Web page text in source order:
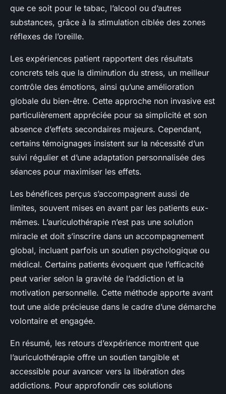
que ce soit pour le tabac, l’alcool ou d’autres
substances, grâce à la stimulation ciblée des zones
réflexes de l’oreille.
Les expériences patient rapportent des résultats
concrets tels que la diminution du stress, un meilleur
contrôle des émotions, ainsi qu’une amélioration
globale du bien-être. Cette approche non invasive est
particulièrement appréciée pour sa simplicité et son
absence d’effets secondaires majeurs. Cependant,
certains témoignages insistent sur la nécessité d’un
suivi régulier et d’une adaptation personnalisée des
séances pour maximiser les effets.
Les bénéfices perçus s’accompagnent aussi de
limites, souvent mises en avant par les patients eux-
mêmes. L’auriculothérapie n’est pas une solution
miracle et doit s’inscrire dans un accompagnement
global, incluant parfois un soutien psychologique ou
médical. Certains patients évoquent que l’efficacité
peut varier selon la gravité de l’addiction et la
motivation personnelle. Cette méthode apporte avant
tout une aide précieuse dans le cadre d’une démarche
volontaire et engagée.
En résumé, les retours d’expérience montrent que
l’auriculothérapie offre un soutien tangible et
accessible pour avancer vers la libération des
addictions. Pour approfondir ces solutions